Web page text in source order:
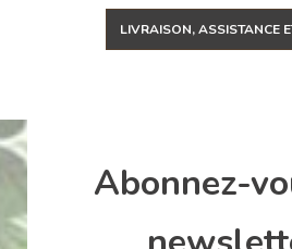
LIVRAISON, ASSISTANCE
Abonnez-